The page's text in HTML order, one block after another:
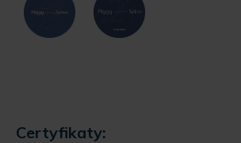
Certyfikaty: